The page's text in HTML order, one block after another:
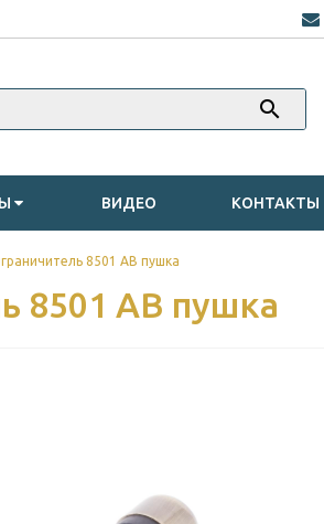
ВИДЕО КОНТАКТЫ
8501 AB пушка
8501 AB пушка